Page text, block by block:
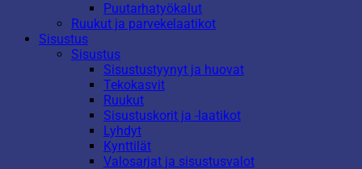
Puutarhatyökalut
Ruukut ja parvekelaatikot
Sisustus
Sisustus
Sisustustyynyt ja huovat
Tekokasvit
Ruukut
Sisustuskorit ja -laatikot
Lyhdyt
Kynttilät
Valosarjat ja sisustusvalot